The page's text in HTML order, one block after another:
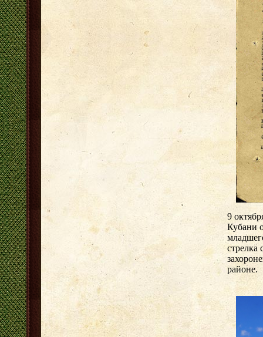
9
Кубани
стрелка
районе.